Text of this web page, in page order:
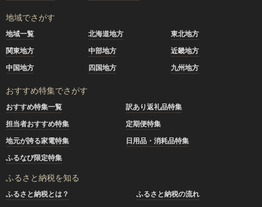
地域でさがす
地域一覧 北海道地方
東北地方
関東地方
中部地方
近畿地方
中国地方
四国地方 九州地方
おすすめ特集でさがす
おすすめ特集一覧
訳あり返礼品特集
担当者おすすめ特集
定期便特集
地元が誇る家電特集
日用品・消耗品特集
ふるなび限定特集
ふるさと納税を知る
ふるさと納税とは？
ふるさと納税の流れ